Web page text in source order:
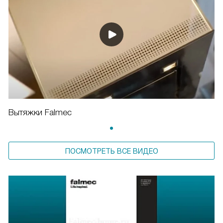
Вытяжки Falmec
ПОСМОТРЕТЬ ВСЕ ВИДЕО